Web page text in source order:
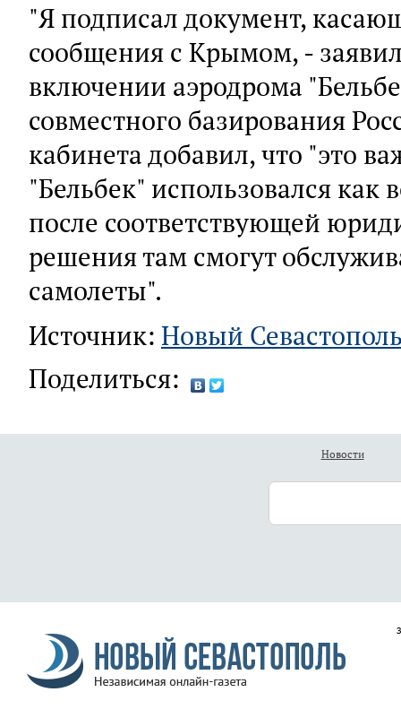
"Я подписал документ,
сообщения с Крымом, -
включении аэродрома
совместного базирования
кабинета добавил, что "это
"Бельбек" использовался
после соответствующей
решения там смогут
самолеты".
Источник: Новый
Поделиться:
Новости